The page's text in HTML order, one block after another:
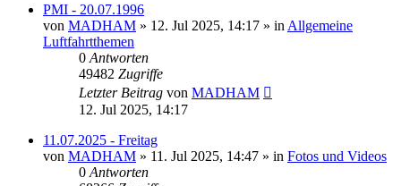
PMI - 20.07.1996
von MADHAM » 12. Jul 2025, 14:17 » in Allgemeine
Luftfahrtthemen
0 Antworten
49482 Zugriffe
Letzter Beitrag von MADHAM
12. Jul 2025, 14:17
11.07.2025 - Freitag
von MADHAM » 11. Jul 2025, 14:47 » in Fotos und Videos
0 Antworten